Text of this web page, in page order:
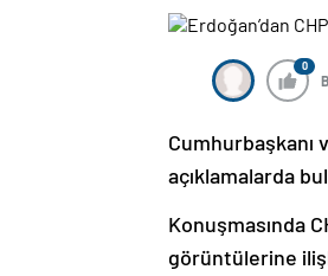
0
Cumhurbaşkanı
açıklamalarda
Konuşmasında
görüntülerine